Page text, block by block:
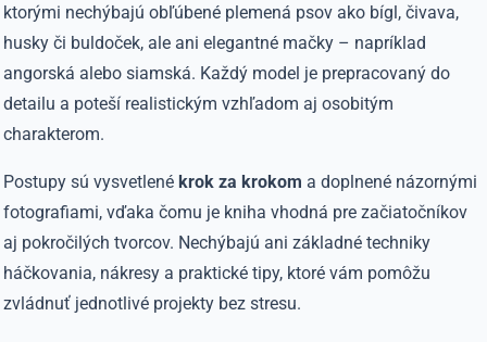
ktorými nechýbajú obľúbené plemená psov ako bígl, čivava,
husky či buldoček, ale ani elegantné mačky – napríklad
angorská alebo siamská. Každý model je prepracovaný do
detailu a poteší realistickým vzhľadom aj osobitým
charakterom.
Postupy sú vysvetlenékrok za krokom a doplnené názornými
fotografiami, vďaka čomu je kniha vhodná pre začiatočníkov
aj pokročilých tvorcov. Nechýbajú ani základné techniky
háčkovania, nákresy a praktické tipy, ktoré vám pomôžu
zvládnuť jednotlivé projekty bez stresu.